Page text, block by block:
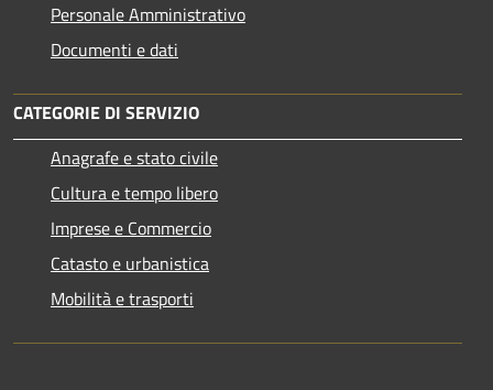
Personale Amministrativo
Documenti e dati
CATEGORIE DI SERVIZIO
Anagrafe e stato civile
Cultura e tempo libero
Imprese e Commercio
Catasto e urbanistica
Mobilità e trasporti